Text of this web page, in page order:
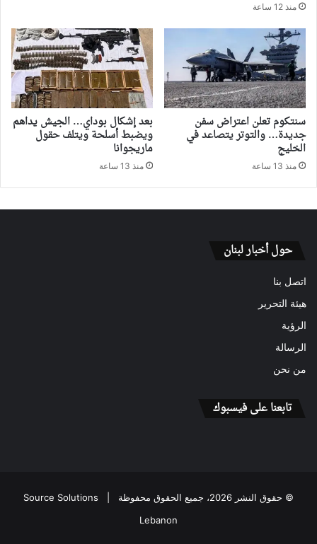
منذ 12 ساعة
سنتكوم تعلن اعتراض سفن
جديدة… والتوتر يتصاعد في
الخليج
منذ 13 ساعة
بعد إشكال بوداي… الجيش يداهم
ويضبط أسلحة ويتلف حقول
ماريجوانا
منذ 13 ساعة
حول أخبار لبنان
اتصل بنا
هيئة التحرير
الرؤية
الرسالة
من نحن
تابعنا على فيسبوك
© حقوق النشر 2026، جميع الحقوق محفوظة |
Source Solutions
Lebanon